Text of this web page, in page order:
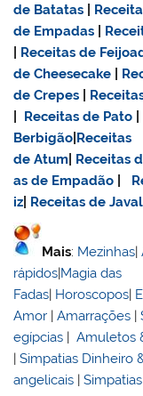
de Batatas
de Empadas
Receitas de
de Cheesecake
de Crepes
Receitas de Pato
Berbigão Receitas
de Atum Receitas
as de Empadão
iz Receitas de
Mais: Mezinhas |
rápidos Magia das
Fadas Horoscopos
Amor |Amarrações |
egípcias |Amuletos
|Simpatias Dinheiro
angelicais |